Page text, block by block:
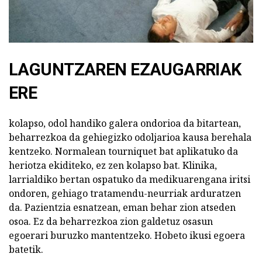
LAGUNTZAREN EZAUGARRIAK
ERE
kolapso, odol handiko galera ondorioa da bitartean,
beharrezkoa da gehiegizko odoljarioa kausa berehala
kentzeko. Normalean tourniquet bat aplikatuko da
heriotza ekiditeko, ez zen kolapso bat. Klinika,
larrialdiko bertan ospatuko da medikuarengana iritsi
ondoren, gehiago tratamendu-neurriak arduratzen
da. Pazientzia esnatzean, eman behar zion atseden
osoa. Ez da beharrezkoa zion galdetuz osasun
egoerari buruzko mantentzeko. Hobeto ikusi egoera
batetik.